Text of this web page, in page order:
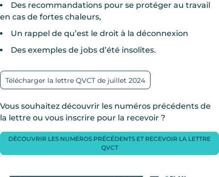
Des recommandations pour se protéger au travail
en cas de fortes chaleurs,
Un rappel de qu’est le droit à la déconnexion
Des exemples de jobs d’été insolites.
Télécharger la lettre QVCT de juillet 2024
Vous souhaitez découvrir les numéros précédents de
la lettre ou vous inscrire pour la recevoir ?
DÉCOUVRIR LES NUMÉROS PRÉCÉDENTS ET RECEVOIR LA LETTRE
QVCT